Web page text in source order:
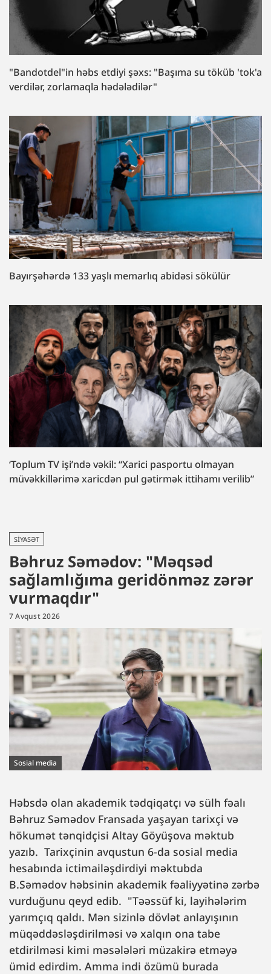
"Bandotdel"in həbs etdiyi şəxs: "Başıma su töküb 'tok'a
verdilər, zorlamaqla hədələdilər"
Bayırşəhərdə 133 yaşlı memarlıq abidəsi sökülür
‘Toplum TV işi’ndə vəkil: “Xarici pasportu olmayan
müvəkkillərimə xaricdən pul gətirmək ittihamı verilib”
SIYASƏT
Bəhruz Səmədov: "Məqsəd
sağlamlığıma geridönməz zərər
vurmaqdır"
7 Avqust 2026
Sosial media
Həbsdə olan akademik tədqiqatçı və sülh fəalı
Bəhruz Səmədov Fransada yaşayan tarixçi və
hökumət tənqidçisi Altay Göyüşova məktub
yazıb. Tarixçinin avqustun 6-da sosial media
hesabında ictimailəşdirdiyi məktubda
B.Səmədov həbsinin akademik fəaliyyətinə zərbə
vurduğunu qeyd edib. "Təəssüf ki, layihələrim
yarımçıq qaldı. Mən sizinlə dövlət anlayışının
müqəddəsləşdirilməsi və xalqın ona tabe
etdirilməsi kimi məsələləri müzakirə etməyə
ümid edirdim. Amma indi özümü burada